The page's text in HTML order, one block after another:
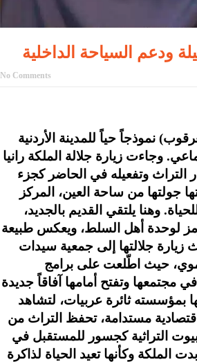
ودعم السياحة الداخلية
No Comments
نموذجاً حياً للمدينة الأردنية
وجاءت زيارة جلالة الملكة رانيا
التراث وتفعيله في الحاضر كجزء
جولتها من ساحة العين، المركز
وهنا يلتقي القديم بالجديد،
لوحدة أهل السلط، ويعكس طبيعة
زيارة جلالتها إلى جمعية سيدات
حيث اطّلعت على برامج
مجتمعها وتفتح أمامها آفاقاً جديدة
بمؤسسته ثائرة عربيات، لتشاهد
مستدامة، تحفظ التراث من
التراثية كجسور للمستقبل في
الملكة وكأنها تعيد الحياة لذاكرة